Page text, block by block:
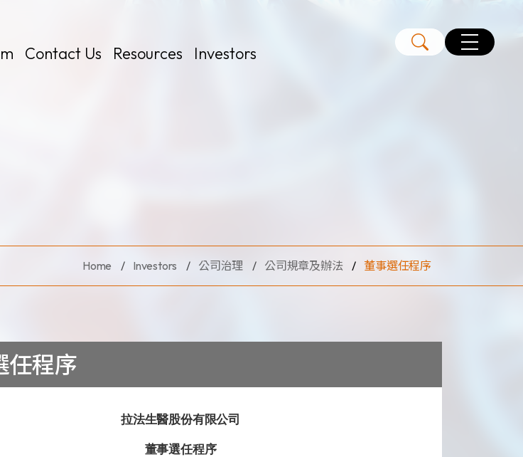
Contact Us Resources Investors
Download
COA Download
Home Investors 公司治理 公司規章及辦法 董事選任程序
任程序
拉法生醫股份有限公司
董事選任程序